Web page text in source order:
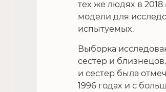
тех же людях в
модели для
испытуемых.
Выборка
сестер и
и сестер была
1996 годах и с